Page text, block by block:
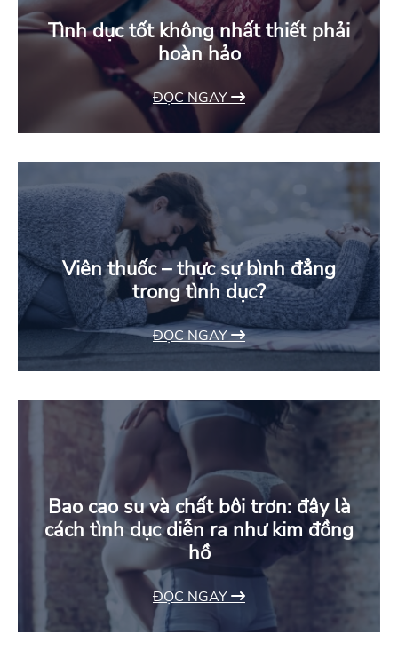
Tình dục tốt không nhất thiết phải
hoàn hảo
ĐỌC NGAY
Viên thuốc – thực sự bình đẳng
trong tình dục?
ĐỌC NGAY
Bao cao su và chất bôi trơn: đây là
cách tình dục diễn ra như kim đồng
hồ
ĐỌC NGAY